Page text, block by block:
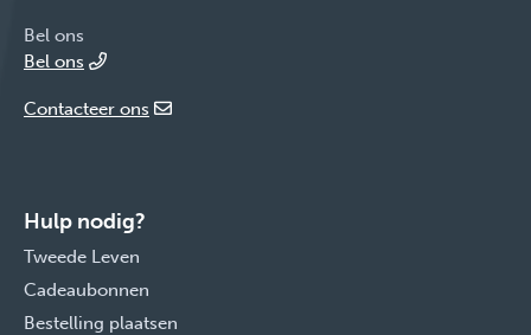
Bel ons
Bel ons
Contacteer ons
Hulp nodig?
Tweede Leven
Cadeaubonnen
Bestelling plaatsen